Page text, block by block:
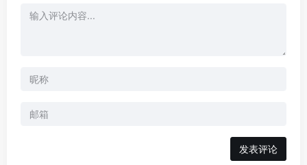
发表评论